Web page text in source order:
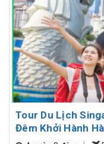
Tour Du Lịch
Đêm Khởi Hành